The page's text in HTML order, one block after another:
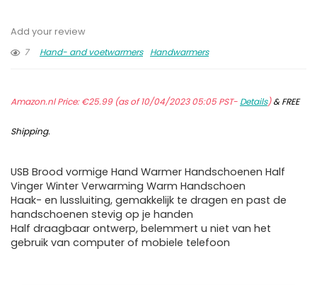
Add your review
7
Hand- and voetwarmers Handwarmers
Amazon.nl Price:€25.99(as of 10/04/2023 05:05 PST- Details)&FREE
Shipping.
USB Brood vormige Hand Warmer Handschoenen Half
Vinger Winter Verwarming Warm Handschoen
Haak- en lussluiting, gemakkelijk te dragen en past de
handschoenen stevig op je handen
Half draagbaar ontwerp, belemmert u niet van het
gebruik van computer of mobiele telefoon